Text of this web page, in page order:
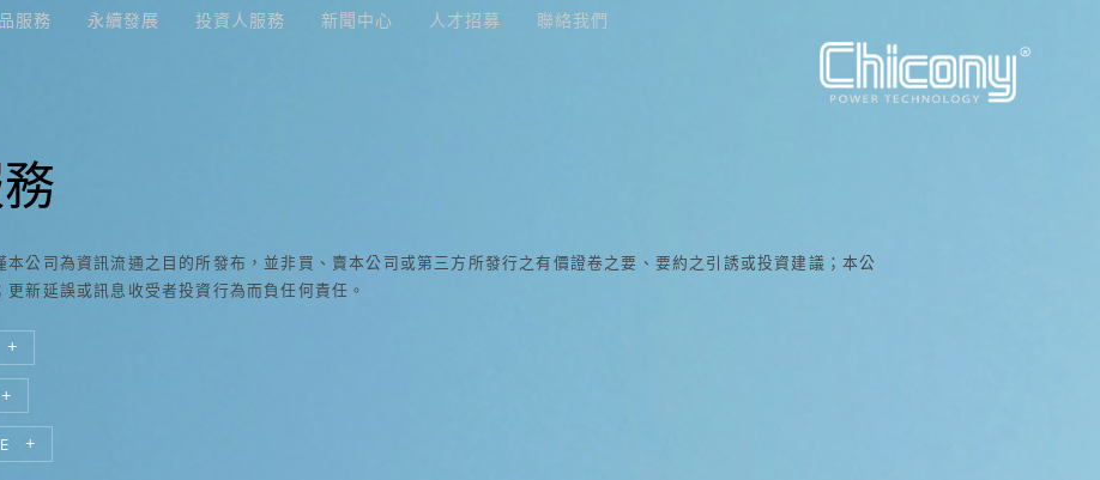
服務 永續發展 投資人服務 新聞中心 人才招募 聯絡我們
公司為資訊流通之目的所發布，並非買、賣本公司或第三方所發行之有價證卷之要、要約之引誘或投資建議；本公
新延誤或訊息收受者投資行為而負任何責任。